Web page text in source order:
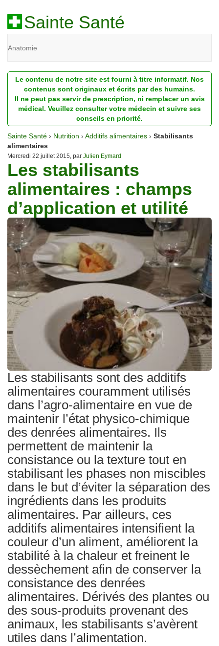
Sainte Santé
Anatomie
Diagnostic
Dossiers
Homéopathie
Nutrition
Pathologie
Psychologie
Recherches
Traitements
Le contenu de notre site est fourni à titre informatif. Nos
contenus sont originaux et écrits par des humains.
Il ne peut pas servir de prescription, ni remplacer un avis
médical. Veuillez consulter votre médecin et suivre ses
conseils en priorité.
Sainte Santé › Nutrition › Additifs alimentaires › Stabilisants
alimentaires
Mercredi 22 juillet 2015, par Julien Eymard
Les stabilisants
alimentaires : champs
d’application et utilité
Les stabilisants sont des additifs
alimentaires couramment utilisés
dans l’agro-alimentaire en vue de
maintenir l’état physico-chimique
des denrées alimentaires. Ils
permettent de maintenir la
consistance ou la texture tout en
stabilisant les phases non miscibles
dans le but d’éviter la séparation des
ingrédients dans les produits
alimentaires. Par ailleurs, ces
additifs alimentaires intensifient la
couleur d’un aliment, améliorent la
stabilité à la chaleur et freinent le
dessèchement afin de conserver la
consistance des denrées
alimentaires. Dérivés des plantes ou
des sous-produits provenant des
animaux, les stabilisants s’avèrent
utiles dans l’alimentation.